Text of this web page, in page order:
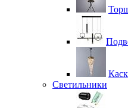
Светильники